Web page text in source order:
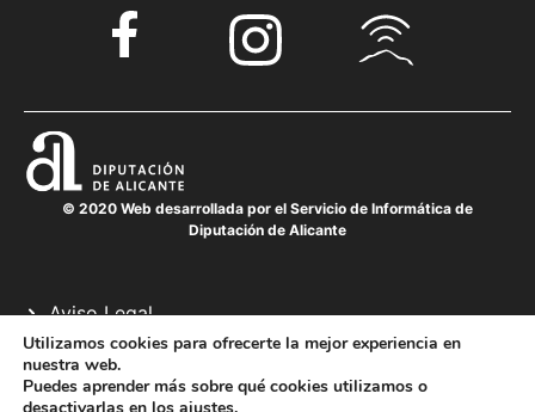
© 2020 Web desarrollada por el Servicio de Informática de
Diputación de Alicante
Aviso Legal
Política de cookies
Política de privacidad
Utilizamos cookies para ofrecerte la mejor experiencia en
nuestra web.
Puedes aprender más sobre qué cookies utilizamos o